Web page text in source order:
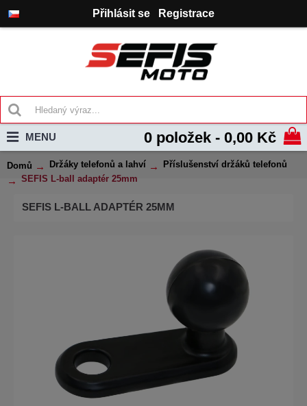
Přihlásit se Registrace
0 položek - 0,00 Kč
MENU
Domů Držáky telefonů a lahví
Příslušenství držáků telefonů
SEFIS L-ball adaptér 25mm
SEFIS L-BALL ADAPTÉR 25MM